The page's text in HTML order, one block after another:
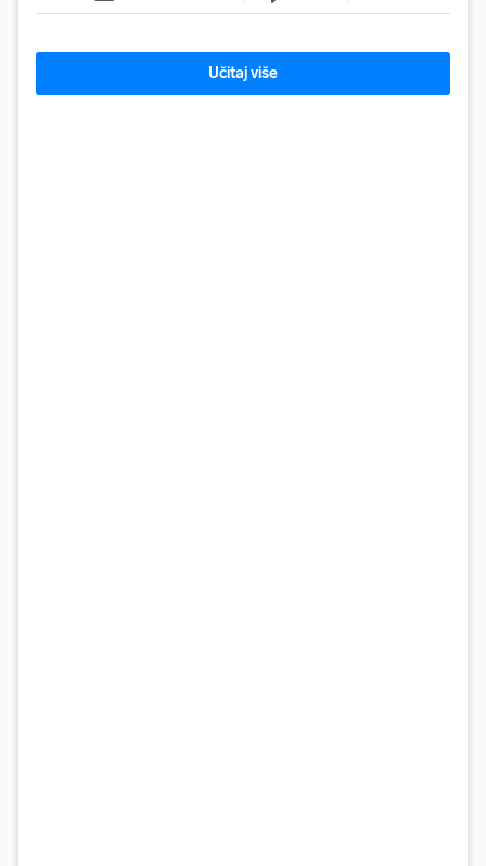
Učitaj više